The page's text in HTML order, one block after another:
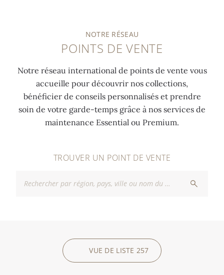
NOTRE RÉSEAU
POINTS DE VENTE
Notre réseau international de points de vente vous
accueille pour découvrir nos collections,
bénéficier de conseils personnalisés et prendre
soin de votre garde-temps grâce à nos services de
maintenance Essential ou Premium.
TROUVER UN POINT DE VENTE
VUE DE LISTE 257